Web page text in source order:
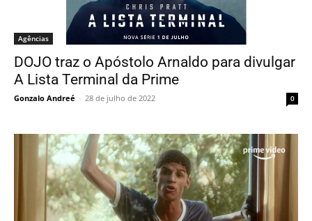
Agências
DOJO traz o Apóstolo Arnaldo para divulgar
A Lista Terminal da Prime
Gonzalo Andreé - 28 de julho de 2022 0